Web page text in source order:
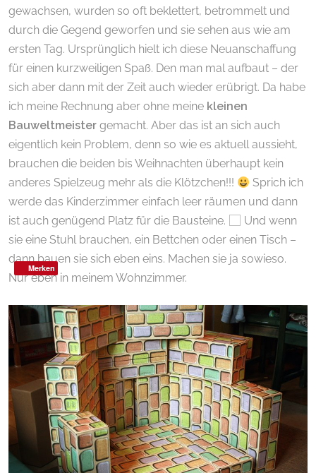
gewachsen, wurden so oft beklettert, betrommelt und
durch die Gegend geworfen und sie sehen aus wie am
ersten Tag. Ursprünglich hielt ich diese Neuanschaffung
für einen kurzweiligen Spaß. Den man mal aufbaut – der
sich aber dann mit der Zeit auch wieder erübrigt. Da habe
ich meine Rechnung aber ohne meine kleinen
Bauweltmeister gemacht. Aber das ist an sich auch
eigentlich kein Problem, denn so wie es aktuell aussieht,
brauchen die beiden bis Weihnachten überhaupt kein
anderes Spielzeug mehr als die Klötzchen!!!
Sprich ich
werde das Kinderzimmer einfach leer räumen und dann
ist auch genügend Platz für die Bausteine.
Und wenn
sie eine Stuhl brauchen, ein Bettchen oder einen Tisch –
dann bauen sie sich eben eins. Machen sie ja sowieso.
Nur eben in meinem Wohnzimmer.
Merken